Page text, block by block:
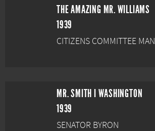
THE AMAZING MR. WILLIAMS
1939
CITIZENS COMMITTEE MAN
MR. SMITH I WASHINGTON
1939
SENATOR BYRON